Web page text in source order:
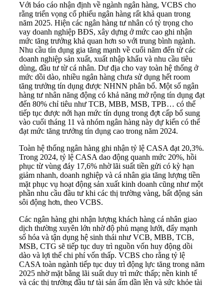
Với báo cáo nhận định về ngành ngân hàng, VCBS cho
rằng triển vọng cổ phiếu ngân hàng rất khả quan trong
năm 2025. Hiện các ngân hàng tư nhân có tỷ trọng cho
vay doanh nghiệp BĐS, xây dựng ở mức cao ghi nhận
mức tăng trưởng khả quan hơn so với trung bình ngành.
Nhu cầu tín dụng gia tăng mạnh về cuối năm đến từ các
doanh nghiệp sản xuất, xuất nhập khẩu và nhu cầu tiêu
dùng, đầu tư từ cá nhân. Dư địa cho vay toàn hệ thống ở
mức dồi dào, nhiều ngân hàng chưa sử dụng hết room
tăng trưởng tín dụng được NHNN phân bổ. Một số ngân
hàng tư nhân năng động có khả năng mở rộng tín dụng đạt
đến 80% chỉ tiêu như TCB, MBB, MSB, TPB… có thể
tiếp tục được nới hạn mức tín dụng trong đợt cấp bổ sung
vào cuối tháng 11 và nhóm ngân hàng này dự kiến có thể
đạt mức tăng trưởng tín dụng cao trong năm 2024.
Toàn hệ thống ngân hàng ghi nhận tỷ lệ CASA đạt 20,3%.
Trong 2024, tỷ lệ CASA dao động quanh mức 20%, hồi
phục từ vùng đáy 17,6% nhờ lãi suất tiền gửi có kỳ hạn
giảm nhanh, doanh nghiệp và cá nhân gia tăng lượng tiền
mặt phục vụ hoạt động sản xuất kinh doanh cũng như một
phần nhu cầu đầu tư khi các thị trường vàng, bất động sản
sôi động hơn, theo VCBS.
Các ngân hàng ghi nhận lượng khách hàng cá nhân giao
dịch thường xuyên lớn nhờ độ phủ mạng lưới, đẩy mạnh
số hóa và tận dụng hệ sinh thái như VCB, MBB, TCB,
MSB, CTG sẽ tiếp tục duy trì nguồn vốn huy động dồi
dào và lợi thế chi phí vốn thấp. VCBS cho rằng tỷ lệ
CASA toàn ngành tiếp tục duy trì động lực tăng trong năm
2025 nhờ mặt bằng lãi suất duy trì mức thấp; nền kinh tế
và các thị trường đầu tư tài sản ấm dần lên và sức khỏe tài